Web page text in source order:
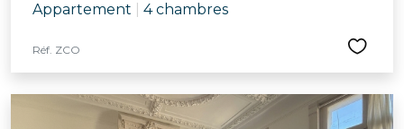
Appartement 4 chambres
Réf. ZCO